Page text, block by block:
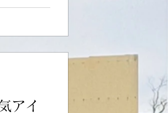
アイ